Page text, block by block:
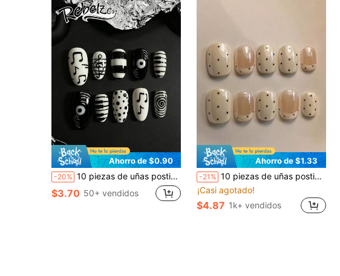
Ahorro de $0.90
-20% 10 piezas de uñas postizas hechas a mano estilo vintage Y2K, puntas de uñas acrílicas ovaladas medianas, esquema de color negro y blanco brillante tipo espejo, patrón de símbolo musical y tecla de piano, estilo artístico vanguardista, esencial de viaje, fácil de aplicar y reutilizable, suministros de arte de uñas, uñas postizas hechas a mano, arte de uñas de verano. Uñas lindas, manicura francesa. Arte de uñas gótico.
$3.70 50+ vendidos
Ahorro de $1.33
-21% 10 piezas de uñas postizas ovaladas cortas hechas a mano, estilo minimalista vintage suave, base nude translúcida, punta francesa blanca & patrones de lunares café para mujeres y niñas, uso en primavera verano otoño invierno festivales fiestas y vida diaria
¡Casi agotado!
$4.87 1k+ vendidos